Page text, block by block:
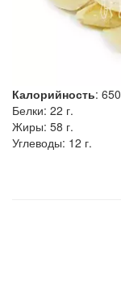
Калорийность: 650
Белки: 22 г.
Жиры: 58 г.
Углеводы: 12 г.